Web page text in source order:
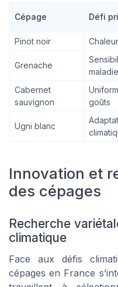
Cépage Défi
Pinot noir
Grenache
Cabernet
sauvignon
goûts
Ugni blanc
Innovation et
des cépages
Recherche
climatique
Face aux défis
cépages en France